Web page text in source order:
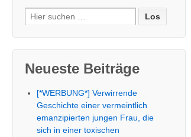
Suche
nach:
Neueste Beiträge
[*WERBUNG*] Verwirrende
Geschichte einer vermeintlich
emanzipierten jungen Frau, die
sich in einer toxischen